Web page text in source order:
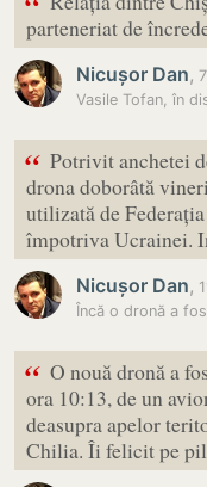
parteneriat de
Nicușor Dan,
“ Potrivit anchetei
drona doborâtă
utilizată de
împotriva Ucrainei.
Nicușor Dan,
“ O nouă dronă a
ora 10:13, de un
deasupra apelor
Chilia. Îi felicit pe